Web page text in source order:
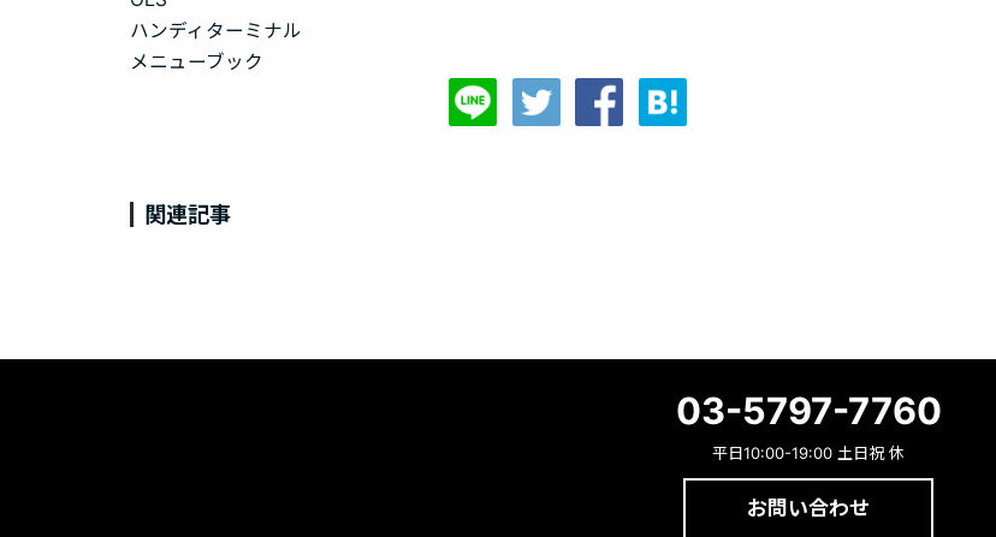
ハンディターミナル
メニューブック
関連記事
03-5797-7760
平日10:00-19:00 土日祝 休
お問い合わせ